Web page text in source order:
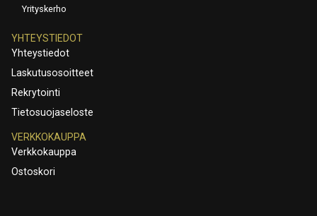
Yrityskerho
YHTEYSTIEDOT
Yhteystiedot
Laskutusosoitteet
Rekrytointi
Tietosuojaseloste
VERKKOKAUPPA
Verkkokauppa
Ostoskori